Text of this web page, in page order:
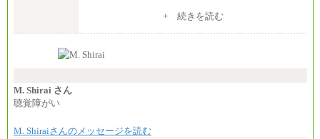
※入社後早期から、自律的な業務遂行が求めら
す。
い職責を担う方については、さらに高い金額を個別
※上記に加え、所定労働時間外に勤務をした場
+ 続きを読む
M. Shirai さん
聴覚障がい
M. Shiraiさんのメッセージを読む